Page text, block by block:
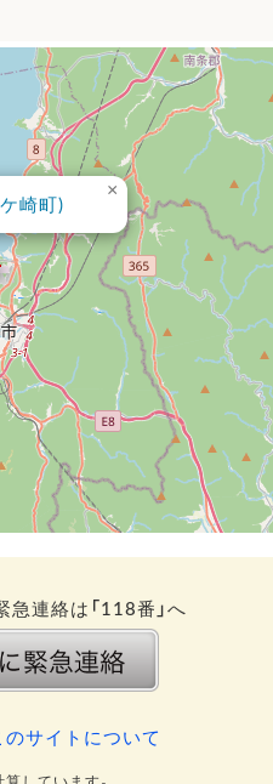
崎町)
×
連絡は「118番」へ
のサイトについて